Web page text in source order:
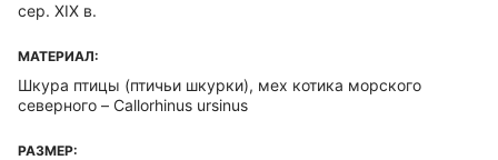
сер. XIX в.
МАТЕРИАЛ:
Шкура птицы (птичьи шкурки), мех котика морского
северного – Callorhinus ursinus
РАЗМЕР: